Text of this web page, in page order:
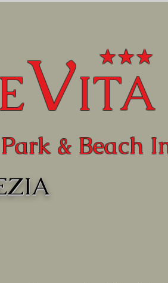
★★★
VITA
Park & Beach